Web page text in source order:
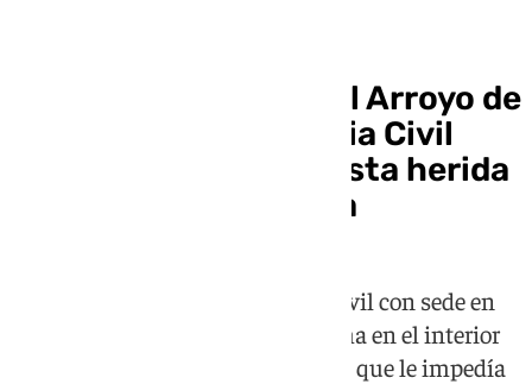
Rescate al límite en el Arroyo de
Bocaleones: la Guardia Civil
evacúa a una senderista herida
en Zahara de la Sierra
Los especialistas de la Guardia Civil con sede en
Ubrique inmovilizaron a la víctima en el interior
del barranco tras sufrir una lesión que le impedía